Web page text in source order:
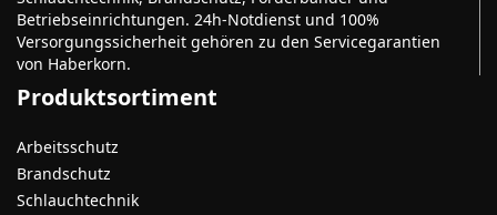
Betriebseinrichtungen. 24h-Notdienst und 100%
Versorgungssicherheit gehören zu den Servicegarantien
von Haberkorn.
Produktsortiment
Arbeitsschutz
Brandschutz
Schlauchtechnik